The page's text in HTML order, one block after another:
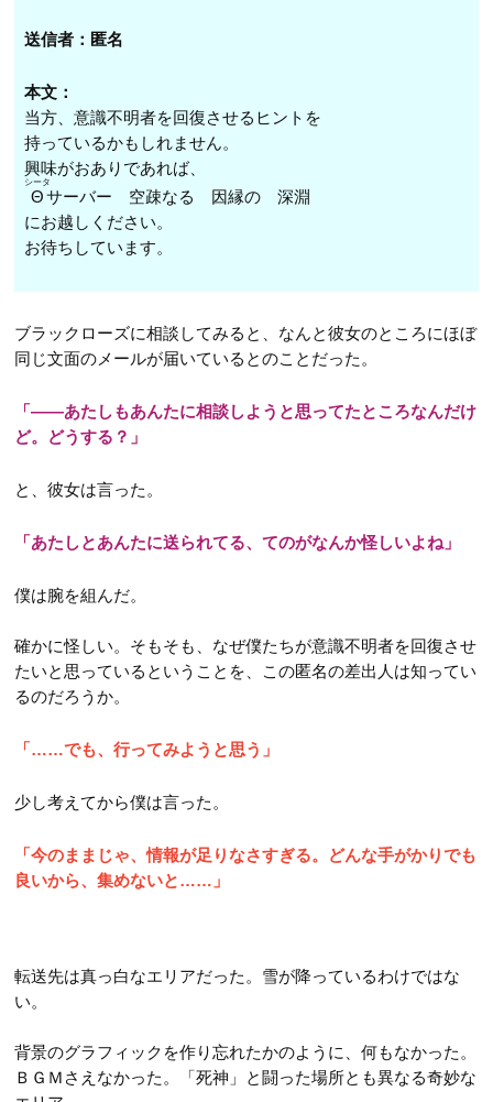
第15話
第17話
第20話
第21話
第22話
第36話
第37話
第41話
第54話
第55話
第66話
第68話NEW
送信者：匿名
本文：
当方、意識不明者を回復させるヒントを
持っているかもしれません。
興味がおありであれば、
Θ
シータ
サーバー 空疎なる 因縁の 深淵
にお越しください。
お待ちしています。
ブラックローズに相談してみると、なんと彼女のところにほぼ
同じ文面のメールが届いているとのことだった。
「――あたしもあんたに相談しようと思ってたところなんだけ
ど。どうする？」
と、彼女は言った。
「あたしとあんたに送られてる、てのがなんか怪しいよね」
僕は腕を組んだ。
確かに怪しい。そもそも、なぜ僕たちが意識不明者を回復させ
たいと思っているということを、この匿名の差出人は知ってい
るのだろうか。
「……でも、行ってみようと思う」
少し考えてから僕は言った。
「今のままじゃ、情報が足りなさすぎる。どんな手がかりでも
良いから、集めないと……」
転送先は真っ白なエリアだった。雪が降っているわけではな
い。
背景のグラフィックを作り忘れたかのように、何もなかった。
ＢＧＭさえなかった。「死神」と闘った場所とも異なる奇妙な